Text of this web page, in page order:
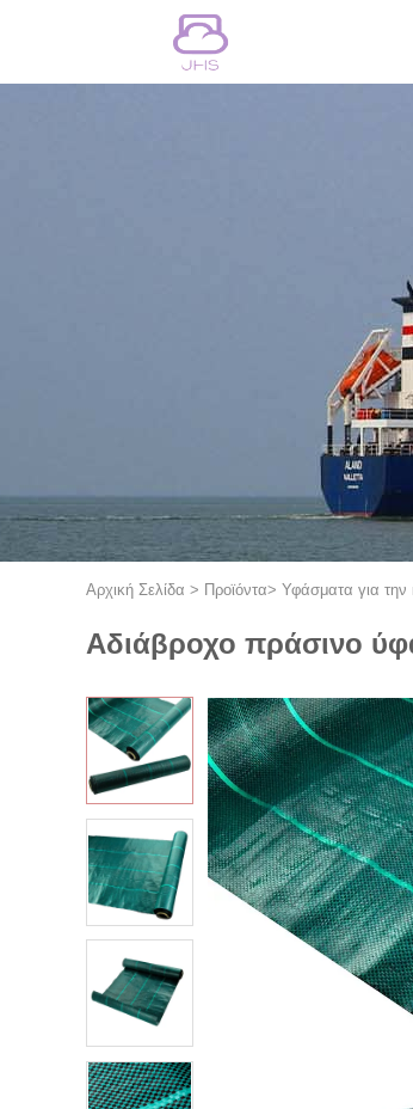
Αρχική Σελίδα > Προϊόντα> Υφάσματα για την
Αδιάβροχο πράσινο